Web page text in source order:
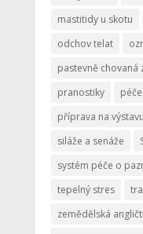
mastitidy u skotu
odchov telat
pastevně chovaná
pranostiky
příprava na výstavu
siláže a senáže
systém péče o
tepelný stres
zemědělská